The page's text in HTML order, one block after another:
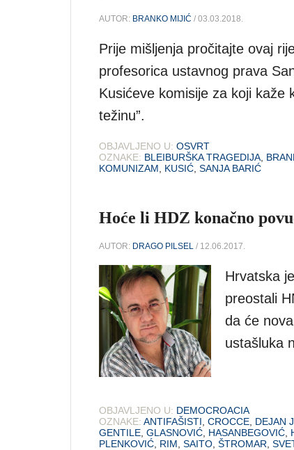
AUTOR: BRANKO MIJIĆ / 03.03.2018.
Prije mišljenja pročitajte ovaj
profesorica ustavnog prava
Kusićeve komisije za koji kaže
težinu”.
OBJAVLJENO U: OSVRT
OZNAKE: BLEIBURŠKA TRAGEDIJA
KOMUNIZAM
KUSIĆ SANJA BARIĆ
Hoće li HDZ konačno
AUTOR: DRAGO PILSEL / 12.06.2017.
Hrvatska
preostali
da će
ustašluka
OBJAVLJENO U: DEMOCROACIA
OZNAKE: ANTIFAŠISTI CROCCE DEJAN
GENTILE GLASNOVIĆ HASANBEGOVIĆ
PLENKOVIĆ RIM SAITO ŠTROMAR